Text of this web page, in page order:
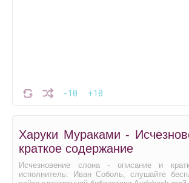
-10 +10
Харуки Мураками -
краткое содержание
Исчезновение слона - описание и
исполнитель: Иван Соболь, слушайте